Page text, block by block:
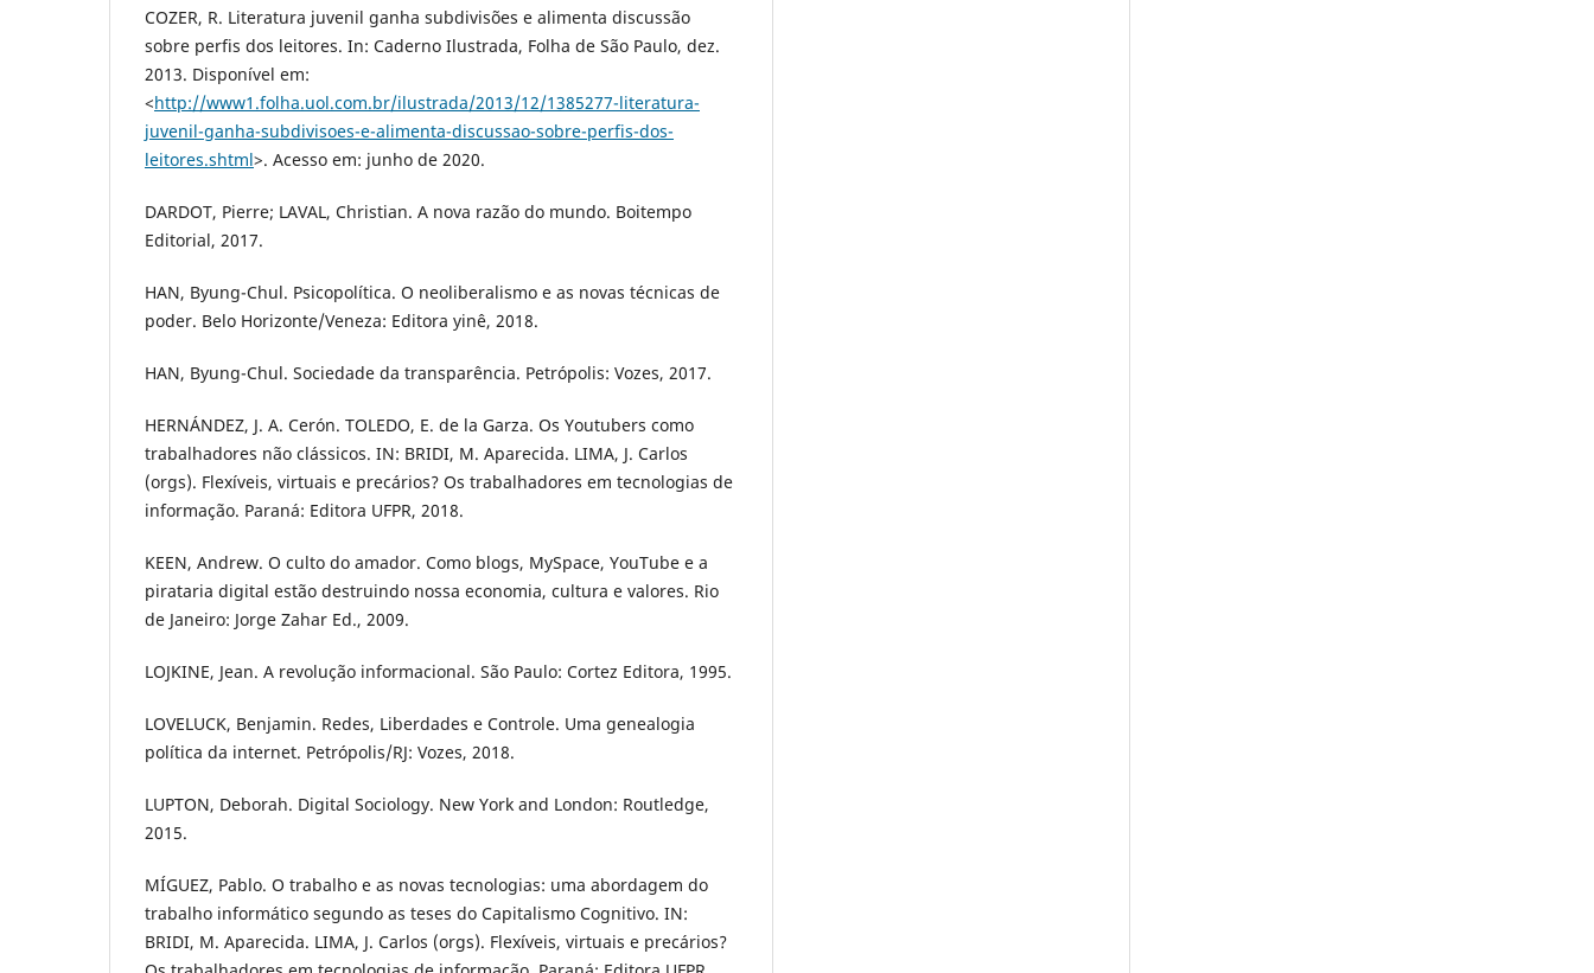
COZER, R. Literatura juvenil ganha subdivisões e alimenta discussão
sobre perfis dos leitores. In: Caderno Ilustrada, Folha de São Paulo, dez.
2013. Disponível em:
<http://www1.folha.uol.com.br/ilustrada/2013/12/1385277-literatura-
juvenil-ganha-subdivisoes-e-alimenta-discussao-sobre-perfis-dos-
leitores.shtml>. Acesso em: junho de 2020.
DARDOT, Pierre; LAVAL, Christian. A nova razão do mundo. Boitempo
Editorial, 2017.
HAN, Byung-Chul. Psicopolítica. O neoliberalismo e as novas técnicas de
poder. Belo Horizonte/Veneza: Editora yinê, 2018.
HAN, Byung-Chul. Sociedade da transparência. Petrópolis: Vozes, 2017.
HERNÁNDEZ, J. A. Cerón. TOLEDO, E. de la Garza. Os Youtubers como
trabalhadores não clássicos. IN: BRIDI, M. Aparecida. LIMA, J. Carlos
(orgs). Flexíveis, virtuais e precários? Os trabalhadores em tecnologias de
informação. Paraná: Editora UFPR, 2018.
KEEN, Andrew. O culto do amador. Como blogs, MySpace, YouTube e a
pirataria digital estão destruindo nossa economia, cultura e valores. Rio
de Janeiro: Jorge Zahar Ed., 2009.
LOJKINE, Jean. A revolução informacional. São Paulo: Cortez Editora, 1995.
LOVELUCK, Benjamin. Redes, Liberdades e Controle. Uma genealogia
política da internet. Petrópolis/RJ: Vozes, 2018.
LUPTON, Deborah. Digital Sociology. New York and London: Routledge,
2015.
MÍGUEZ, Pablo. O trabalho e as novas tecnologias: uma abordagem do
trabalho informático segundo as teses do Capitalismo Cognitivo. IN:
BRIDI, M. Aparecida. LIMA, J. Carlos (orgs). Flexíveis, virtuais e precários?